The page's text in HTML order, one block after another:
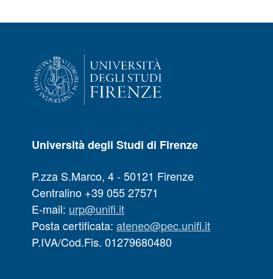
Università degli Studi di Firenze
P.zza S.Marco, 4 - 50121 Firenze
Centralino +39 055 27571
E-mail: urp@unifi.it
Posta certificata: ateneo@pec.unifi.it
P.IVA/Cod.Fis. 01279680480